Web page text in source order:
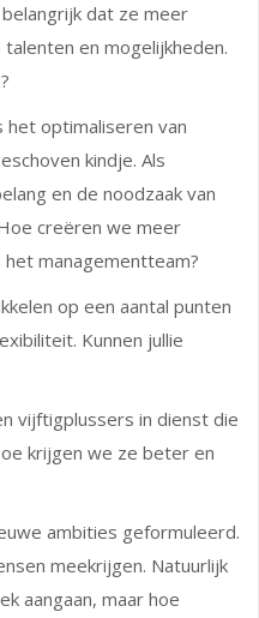
dat ze meer
en mogelijkheden.
het optimaliseren van
kindje. Als
en de noodzaak van
creëren we meer
managementteam?
op een aantal punten
Kunnen jullie
vijftigplussers in dienst die
krijgen we ze beter en
ambities geformuleerd.
meekrijgen. Natuurlijk
aangaan, maar hoe